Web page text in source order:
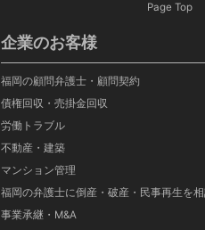
Page Top
企業のお客様
福岡の顧問弁護士・顧問契約
債権回収・売掛金回収
労働トラブル
不動産・建築
マンション管理
福岡の弁護士に倒産・破産・民事再生を
事業承継・M&A